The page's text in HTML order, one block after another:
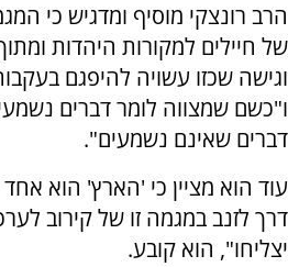
הרב רונצקי מוסיף ומדגיש כי
של חיילים למקורות היהדות
וגישה שכזו עשויה להיפגם
ו"כשם שמצווה לומר דברים
דברים שאינם נשמעים".
עוד הוא מציין כי 'הארץ' הוא
דרך לזנב במגמה זו של קירוב
יצליחו", הוא קובע.